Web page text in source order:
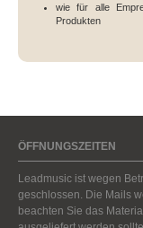
wie für alle
Produkten
ÖFFNUNGSZEITEN
Leadmusic ist wegen
geschlossen. Die Mails
beachten Sie das